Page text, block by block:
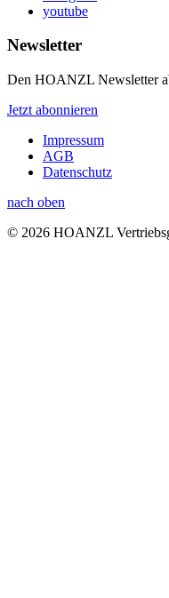
youtube
Newsletter
Den HOANZL Newsletter
Jetzt abonnieren
Impressum
AGB
Datenschutz
nach oben
© 2026 HOANZL